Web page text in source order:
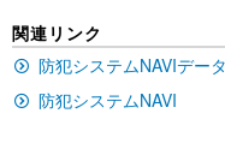
ュチェア
￥27,999
イト
￥109,572
x2袋(84枚)
￥3,234
関連リンク
防犯システムNAVIデー
防犯システムNAVI